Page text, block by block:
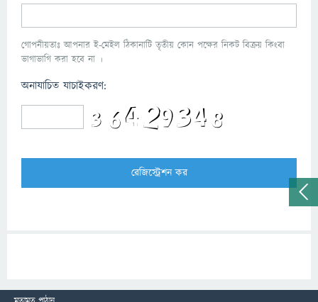
গোপনীয়তাঃ আপনার ই-মেইল ঠিকানাটি তৃতীয় কোন পক্ষের নিকট বিক্রয় কিংবা
ভাগাভাগি করা হবে না ।
অনাযাচিত যাচাইকরণ: